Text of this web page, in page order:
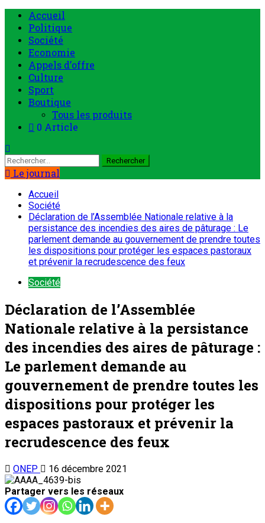
Menu
principal
Accueil
Politique
Société
Economie
Appels d’offre
Culture
Sport
Boutique
Tous les produits
0 Article
Rechercher :
Le journal
Accueil
Société
Déclaration de l’Assemblée Nationale relative à la
persistance des incendies des aires de pâturage : Le
parlement demande au gouvernement de prendre toutes
les dispositions pour protéger les espaces pastoraux
et prévenir la recrudescence des feux
Société
Déclaration de l’Assemblée
Nationale relative à la persistance
des incendies des aires de pâturage :
Le parlement demande au
gouvernement de prendre toutes les
dispositions pour protéger les
espaces pastoraux et prévenir la
recrudescence des feux
ONEP
16 décembre 2021
Partager vers les réseaux